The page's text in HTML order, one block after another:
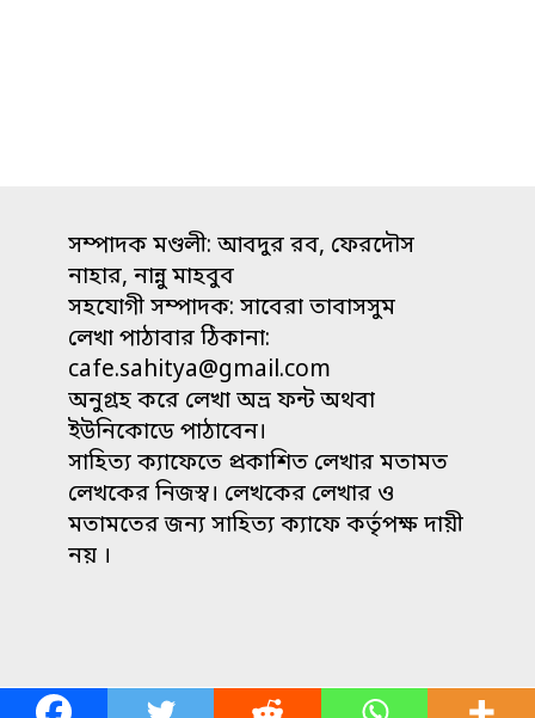
সম্পাদক মণ্ডলী: আবদুর রব, ফেরদৌস
নাহার, নান্নু মাহবুব
সহযোগী সম্পাদক: সাবেরা তাবাসসুম
লেখা পাঠাবার ঠিকানা:
cafe.sahitya@gmail.com
অনুগ্রহ করে লেখা অভ্র ফন্ট অথবা
ইউনিকোডে পাঠাবেন।
সাহিত্য ক্যাফেতে প্রকাশিত লেখার মতামত
লেখকের নিজস্ব। লেখকের লেখার ও
মতামতের জন্য সাহিত্য ক্যাফে কর্তৃপক্ষ দায়ী
নয় ।